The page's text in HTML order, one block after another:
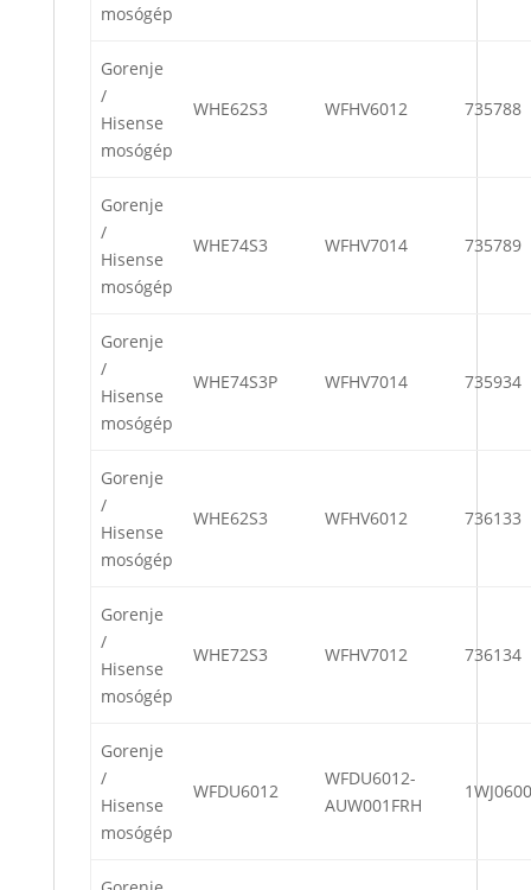
mosógép
Gorenje
/
Hisense
mosógép
WHE62S3 WFHV6012 735788
Gorenje
/
Hisense
mosógép
WHE74S3 WFHV7014 735789
Gorenje
/
Hisense
mosógép
WHE74S3P WFHV7014 735934
Gorenje
/
Hisense
mosógép
WHE62S3 WFHV6012 736133
Gorenje
/
Hisense
mosógép
WHE72S3 WFHV7012 736134
Gorenje
/
Hisense
mosógép
WFDU6012
WFDU6012-
AUW001FRH